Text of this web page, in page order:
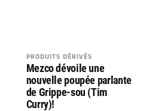
PRODUITS DÉRIVÉS
Mezco dévoile une
nouvelle poupée parlante
de Grippe-sou (Tim
Curry)!